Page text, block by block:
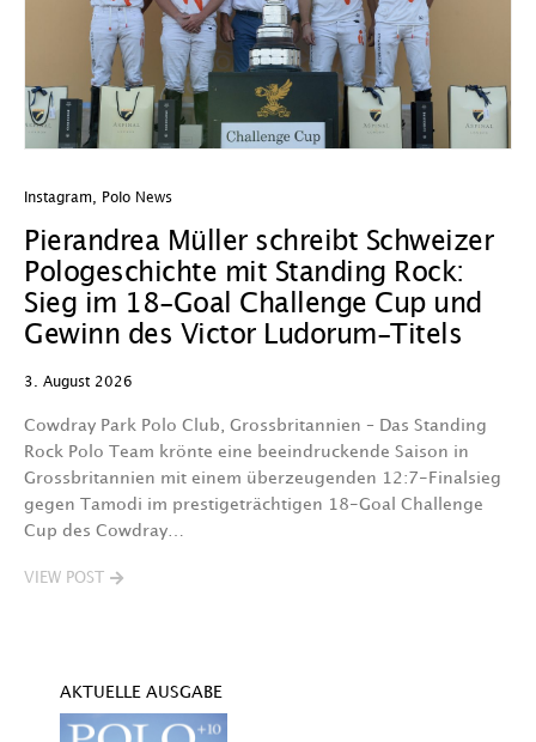
Instagram Polo News
Pierandrea Müller schreibt Schweizer
Pologeschichte mit Standing Rock:
Sieg im 18-Goal Challenge Cup und
Gewinn des Victor Ludorum-Titels
3. August 2026
Cowdray Park Polo Club, Grossbritannien – Das Standing
Rock Polo Team krönte eine beeindruckende Saison in
Grossbritannien mit einem überzeugenden 12:7-Finalsieg
gegen Tamodi im prestigeträchtigen 18-Goal Challenge
Cup des Cowdray…
VIEW POST
AKTUELLE AUSGABE